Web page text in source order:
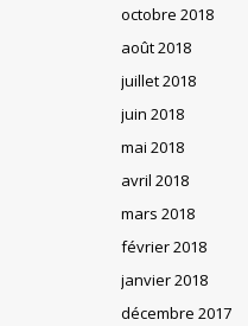
octobre 2018
août 2018
juillet 2018
juin 2018
mai 2018
avril 2018
mars 2018
février 2018
janvier 2018
décembre 2017